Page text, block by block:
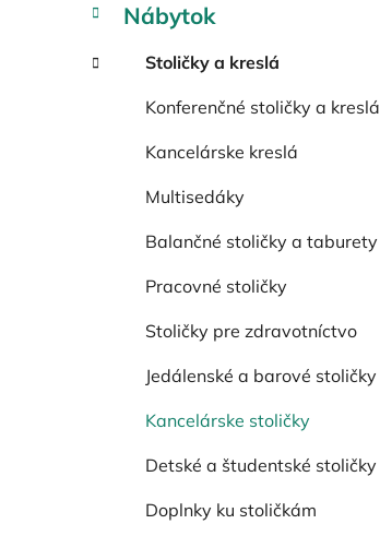
Nábytok
Stoličky a kreslá
Konferenčné stoličky a kreslá
Kancelárske kreslá
Multisedáky
Balančné stoličky a taburety
Pracovné stoličky
Stoličky pre zdravotníctvo
Jedálenské a barové stoličky
Kancelárske stoličky
Detské a študentské stoličky
Doplnky ku stoličkám